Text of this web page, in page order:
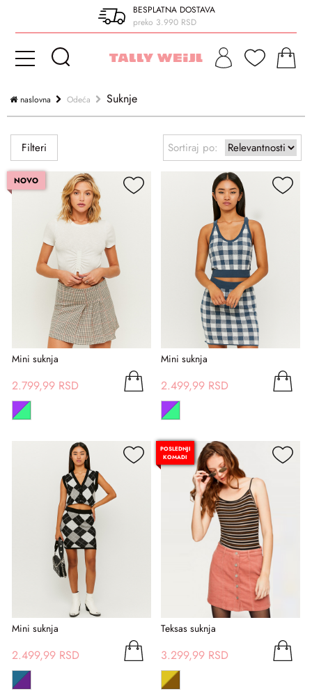
BESPLATNA DOSTAVA
preko 3.990 RSD
naslovna Odeća Suknje
Filteri Sortiraj po:
NOVO
Mini suknja
2.799,99 RSD
Mini suknja
2.499,99 RSD
Mini suknja
2.499,99 RSD
POSLEDNJI
KOMADI
Teksas suknja
3.299,99 RSD